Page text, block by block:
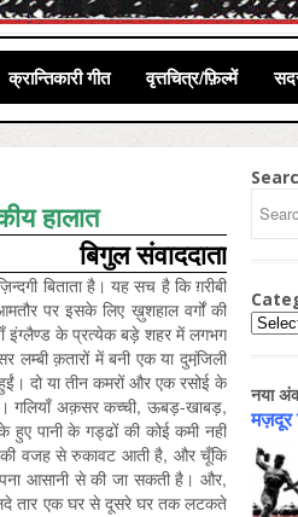
क्रान्तिकारी गीत वृत्तचित्र/फ़िल्में
हालात
बिगुल संवाददाता
बिताता है। यह सच है कि ग़रीबी
पर इसके लिए ख़ुशहाल वर्गों की
इंग्लैण्ड के प्रत्येक बड़े शहर में लगभग
क़तारों में बनी एक या दुमंजि़ली
दो या तीन कमरों और एक रसोई के
गलियाँ अक़सर कच्ची, ऊबड़-खाबड़,
हुए पानी के गड्ढों की कोई कमी नहीं
की वजह से रुकावट आती है, और चूँकि
आसानी से की जा सकती है। और,
लदे तार एक घर से दूसरे घर तक लटकते
नया
मज़दूर